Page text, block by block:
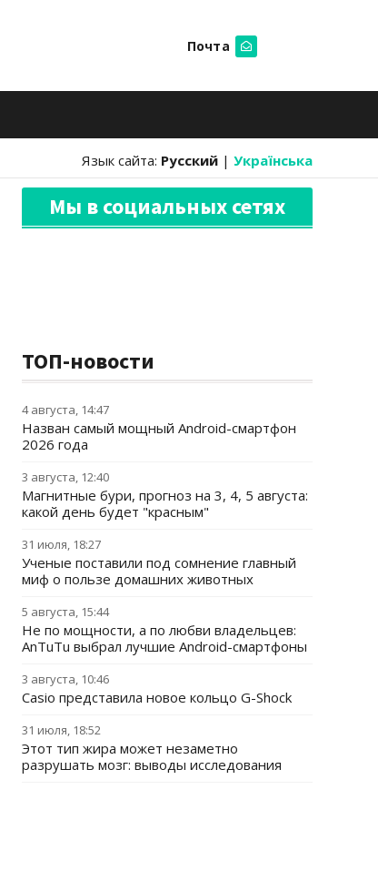
Почта
Язык сайта: Русский | Українська
Мы в социальных сетях
ТОП-новости
4 августа, 14:47
Назван самый мощный Android-смартфон
2026 года
3 августа, 12:40
Магнитные бури, прогноз на 3, 4, 5 августа:
какой день будет "красным"
31 июля, 18:27
Ученые поставили под сомнение главный
миф о пользе домашних животных
5 августа, 15:44
Не по мощности, а по любви владельцев:
AnTuTu выбрал лучшие Android-смартфоны
3 августа, 10:46
Casio представила новое кольцо G-Shock
31 июля, 18:52
Этот тип жира может незаметно
разрушать мозг: выводы исследования